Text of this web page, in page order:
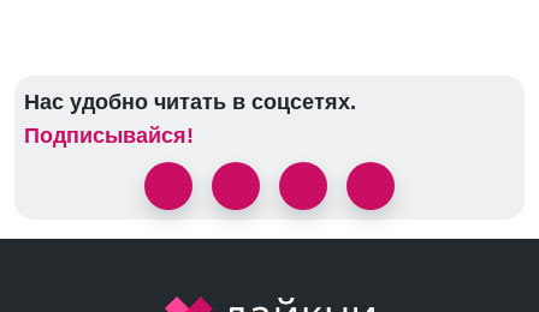
Нас удобно читать в соцсетях.
Подписывайся!